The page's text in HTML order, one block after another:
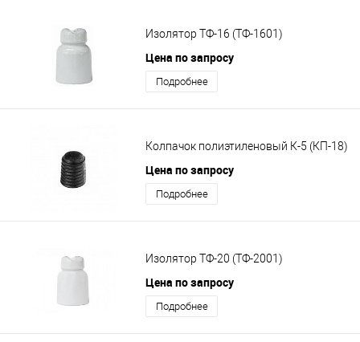
Изолятор ТФ-16 (ТФ-1601)
Цена по запросу
Подробнее
Колпачок полиэтиленовый К-5 (КП-18)
Цена по запросу
Подробнее
Изолятор ТФ-20 (ТФ-2001)
Цена по запросу
Подробнее